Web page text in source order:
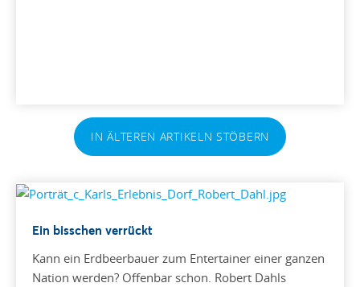
IN ÄLTEREN ARTIKELN STÖBERN
Ein bisschen verrückt
Kann ein Erdbeerbauer zum Entertainer einer ganzen
Nation werden? Offenbar schon. Robert Dahls